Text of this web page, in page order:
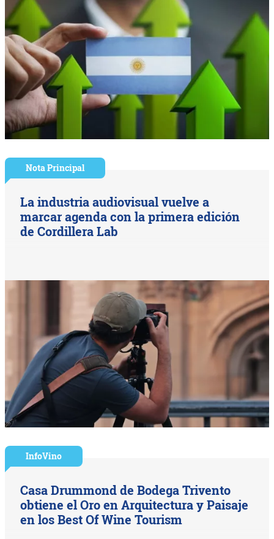
Nota Principal
La industria audiovisual vuelve a
marcar agenda con la primera edición
de Cordillera Lab
InfoVino
Casa Drummond de Bodega Trivento
obtiene el Oro en Arquitectura y Paisaje
en los Best Of Wine Tourism